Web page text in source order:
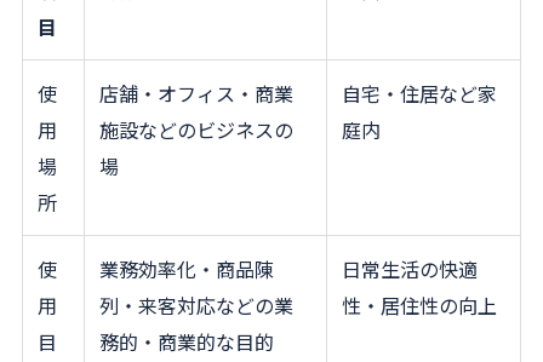
目
使
用
場
所
店舗・オフィス・商業
施設などのビジネスの
場
自宅・住居など家
庭内
使
用
目
業務効率化・商品陳
列・来客対応などの業
務的・商業的な目的
日常生活の快適
性・居住性の向上